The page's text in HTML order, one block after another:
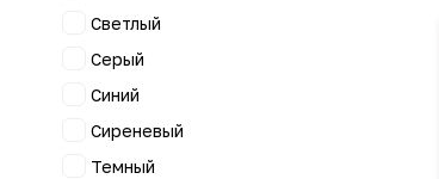
Светлый
Серый
Синий
Сиреневый
Темный